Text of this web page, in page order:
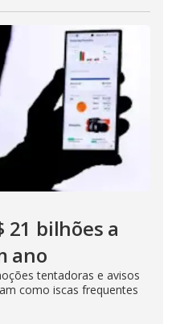
21 bilhões a
ano
tentadoras e avisos
como iscas frequentes